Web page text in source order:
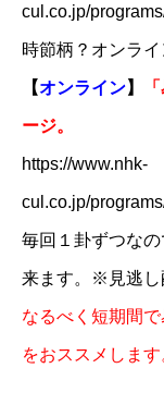
cul.co.jp/
時節柄？オンラ
【オンライン】
ージ。
​https://www.nhk-
cul.co.jp/
毎回１卦ずつな
来ます。※見逃し
なるべく短期間
をおススメします